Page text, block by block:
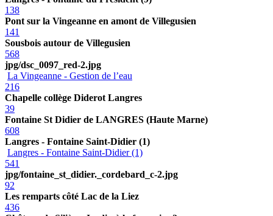
138
Pont sur la Vingeanne en amont de Villegusien
141
Sousbois autour de Villegusien
568
jpg/dsc_0097_red-2.jpg
La Vingeanne - Gestion de l’eau
216
Chapelle collège Diderot Langres
39
Fontaine St Didier de LANGRES (Haute Marne)
608
Langres - Fontaine Saint-Didier (1)
Langres - Fontaine Saint-Didier (1)
541
jpg/fontaine_st_didier._cordebard_c-2.jpg
92
Les remparts côté Lac de la Liez
436